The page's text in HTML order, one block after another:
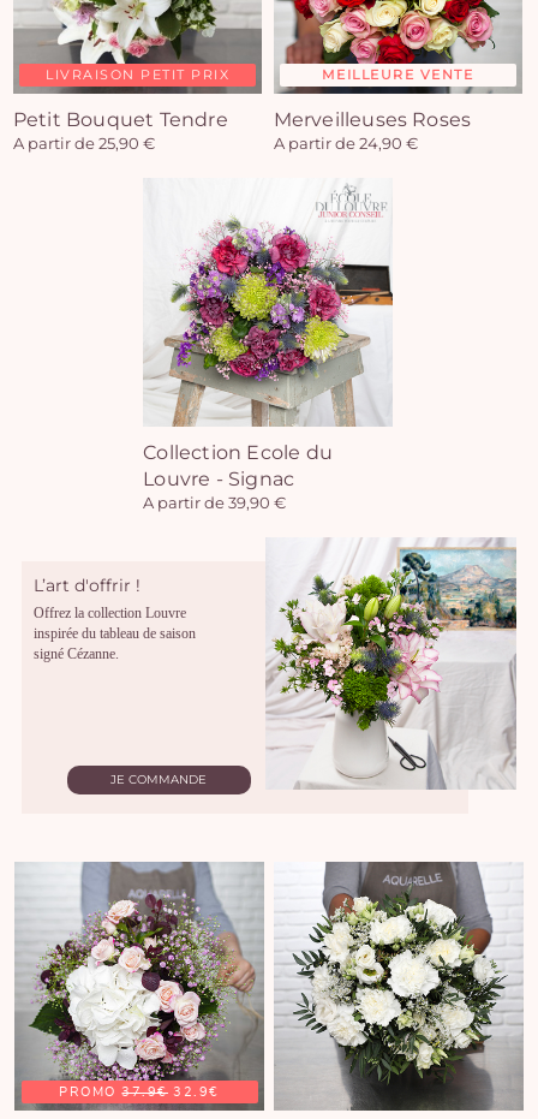
LIVRAISON PETIT PRIX
Petit Bouquet Tendre
A partir de 25,90 €
MEILLEURE VENTE
Merveilleuses Roses
A partir de 24,90 €
Collection Ecole du
Louvre - Signac
A partir de 39,90 €
L’art d'offrir !
Offrez la collection Louvre
inspirée du tableau de saison
signé Cézanne.
JE COMMANDE
PROMO37.9€32.9€